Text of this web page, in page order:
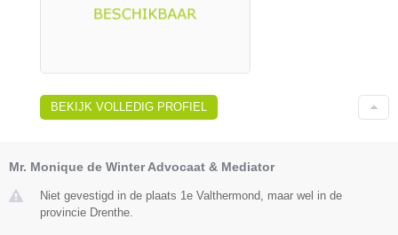
BEKIJK VOLLEDIG PROFIEL
Mr. Monique de Winter Advocaat & Mediator
Niet gevestigd in de plaats 1e Valthermond, maar wel in de
provincie Drenthe.